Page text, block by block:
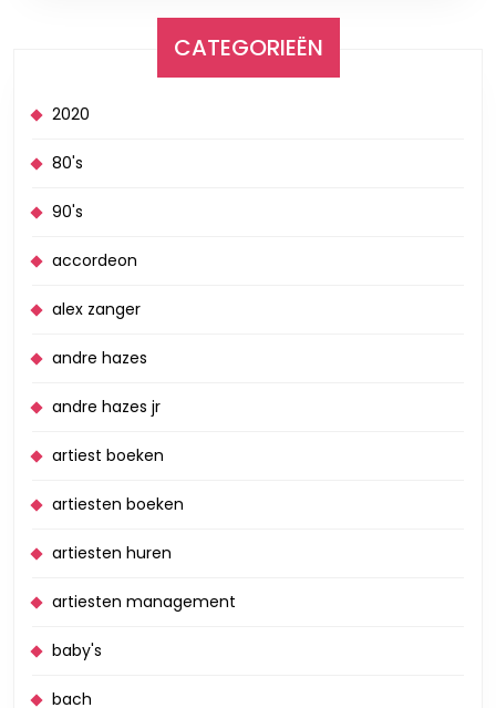
CATEGORIEËN
2020
80's
90's
accordeon
alex zanger
andre hazes
andre hazes jr
artiest boeken
artiesten boeken
artiesten huren
artiesten management
baby's
bach